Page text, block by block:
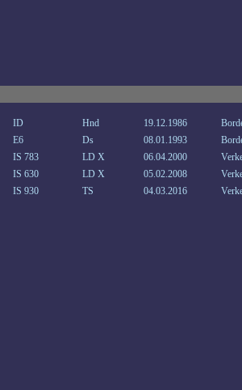
ID Hnd 19.12.1986
E6 Ds 08.01.1993
IS 783 LD X 06.04.2000
IS 630 LD X 05.02.2008
IS 930 TS 04.03.2016